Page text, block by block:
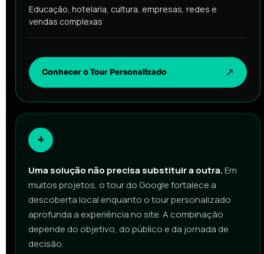
Educação, hotelaria, cultura, empresas, redes e
vendas complexas
Conhecer o Tour Personalizado
+
Uma solução não precisa substituir a outra.Em
muitos projetos, o tour do Google fortalece a
descoberta local enquanto o tour personalizado
aprofunda a experiência no site. A combinação
depende do objetivo, do público e da jornada de
decisão.